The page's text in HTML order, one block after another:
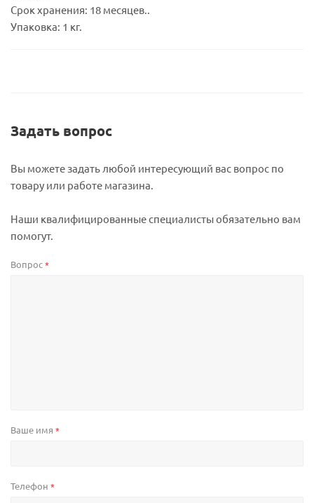
Срок хранения: 18 месяцев..
Упаковка: 1 кг.
Задать вопрос
Вы можете задать любой интересующий вас вопрос по
товару или работе магазина.
Наши квалифицированные специалисты обязательно вам
помогут.
Вопрос*
Ваше имя *
Телефон *